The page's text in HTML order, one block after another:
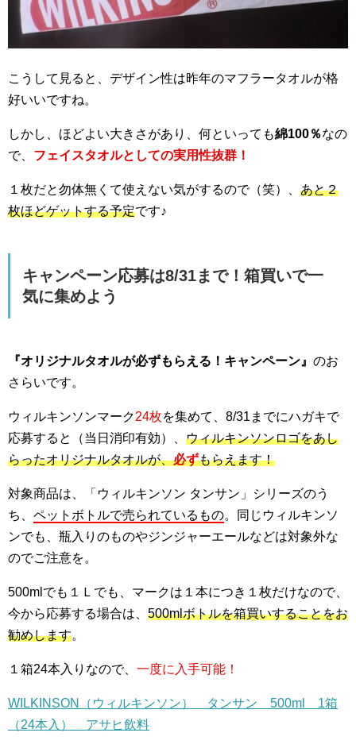
こうして見ると、デザイン性は昨年のマフラータオルが格
好いいですね。
しかし、ほどよい大きさがあり、何といっても綿100％なの
で、 フェイスタオルとしての実用性抜群！
１枚だと勿体無くて使えない気がするので（笑）、 あと２
枚ほどゲットする予定です♪
キャンペーン応募は8/31まで！箱買いで一
気に集めよう
『オリジナルタオルが必ずもらえる！キャンペーン』 のお
さらいです。
ウィルキンソンマーク24枚を集めて、8/31までにハガキで
応募すると（当日消印有効）、 ウィルキンソンロゴをあし
らったオリジナルタオルが、必ずもらえます！
対象商品は、「ウィルキンソン タンサン」シリーズのう
ち、 ペットボトルで売られているもの。同じウィルキンソ
ンでも、瓶入りのものやジンジャーエールなどは対象外な
のでご注意を。
500mlでも１Ｌでも、マークは１本につき１枚だけなので、
今から応募する場合は、 500mlボトルを箱買いすることをお
勧めします。
１箱24本入りなので、 一度に入手可能！
WILKINSON（ウィルキンソン） タンサン 500ml 1箱
（24本入） アサヒ飲料